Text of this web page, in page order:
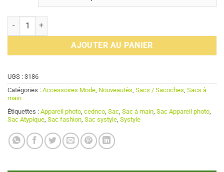
AJOUTER AU PANIER
UGS : 3186
Catégories : Accessoires Mode Nouveautés Sacs / Sacoches Sacs à
main
Étiquettes : Appareil photo cednco Sac Sac à main Sac Appareil photo
Sac Atypique Sac fashion Sac systyle Systyle